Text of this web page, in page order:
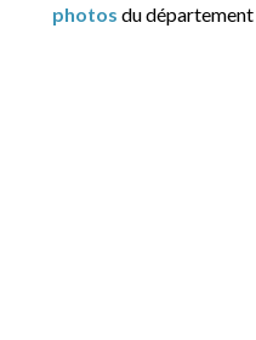
photos du